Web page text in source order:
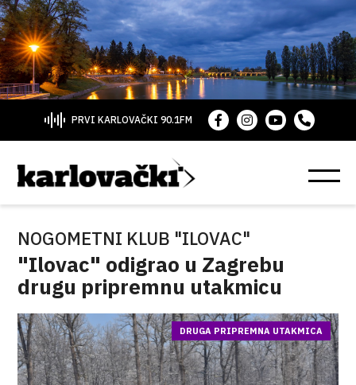
PRVI KARLOVAČKI 90.1FM
NOGOMETNI KLUB "ILOVAC"
"Ilovac" odigrao u Zagrebu
drugu pripremnu utakmicu
DRUGA PRIPREMNA UTAKMICA